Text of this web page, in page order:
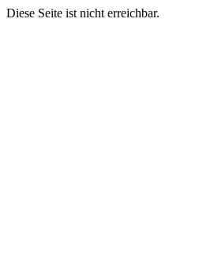
Diese Seite ist nicht erreichbar.